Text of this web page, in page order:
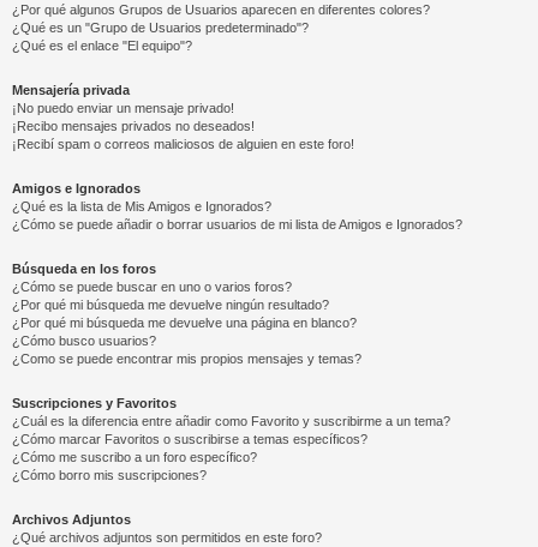
¿Por qué algunos Grupos de Usuarios aparecen en diferentes colores?
¿Qué es un "Grupo de Usuarios predeterminado"?
¿Qué es el enlace "El equipo"?
Mensajería privada
¡No puedo enviar un mensaje privado!
¡Recibo mensajes privados no deseados!
¡Recibí spam o correos maliciosos de alguien en este foro!
Amigos e Ignorados
¿Qué es la lista de Mis Amigos e Ignorados?
¿Cómo se puede añadir o borrar usuarios de mi lista de Amigos e Ignorados?
Búsqueda en los foros
¿Cómo se puede buscar en uno o varios foros?
¿Por qué mi búsqueda me devuelve ningún resultado?
¿Por qué mi búsqueda me devuelve una página en blanco?
¿Cómo busco usuarios?
¿Como se puede encontrar mis propios mensajes y temas?
Suscripciones y Favoritos
¿Cuál es la diferencia entre añadir como Favorito y suscribirme a un tema?
¿Cómo marcar Favoritos o suscribirse a temas específicos?
¿Cómo me suscribo a un foro específico?
¿Cómo borro mis suscripciones?
Archivos Adjuntos
¿Qué archivos adjuntos son permitidos en este foro?